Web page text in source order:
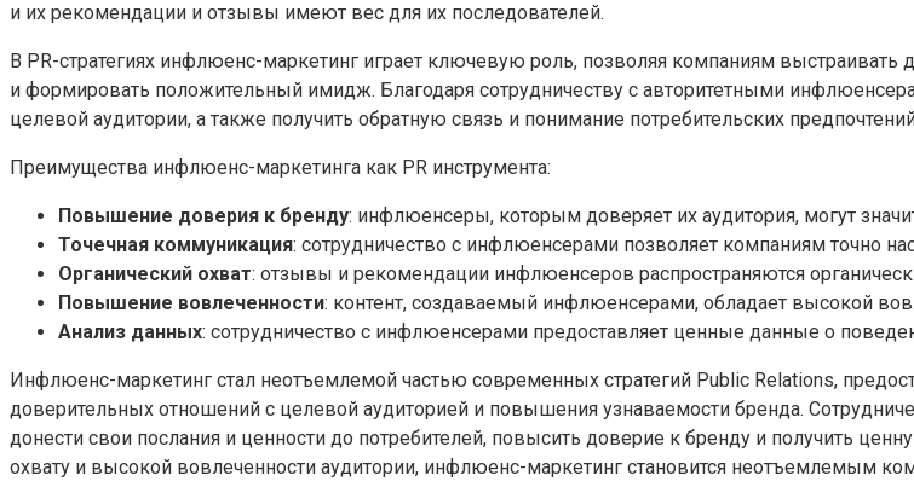
и их рекомендации и отзывы имеют вес для их последователей.
В PR-стратегиях инфлюенс-маркетинг играет ключевую роль, позволяя компаниям
и формировать положительный имидж. Благодаря сотрудничеству с авторитетными
целевой аудитории, а также получить обратную связь и понимание потребительских
Преимущества инфлюенс-маркетинга как PR инструмента:
Повышение доверия к бренду: инфлюенсеры, которым доверяет их аудитория, могут
Точечная коммуникация: сотрудничество с инфлюенсерами позволяет компаниям точно
Органический охват: отзывы и рекомендации инфлюенсеров распространяются
Повышение вовлеченности: контент, создаваемый инфлюенсерами, обладает высокой
Анализ данных: сотрудничество с инфлюенсерами предоставляет ценные данные о
Инфлюенс-маркетинг стал неотъемлемой частью современных стратегий Public Relations,
доверительных отношений с целевой аудиторией и повышения узнаваемости бренда.
донести свои послания и ценности до потребителей, повысить доверие к бренду и получить
охвату и высокой вовлеченности аудитории, инфлюенс-маркетинг становится неотъемлемым